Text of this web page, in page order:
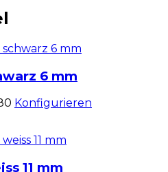
6 mm
Konfigurieren
11 mm